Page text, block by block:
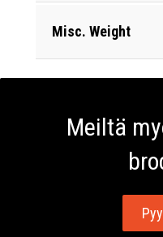
Misc. Weight
Meiltä